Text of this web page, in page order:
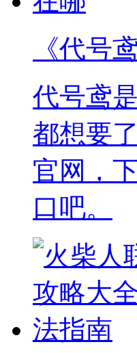
《代号
代号鸢
都想要
官网，
口吧。